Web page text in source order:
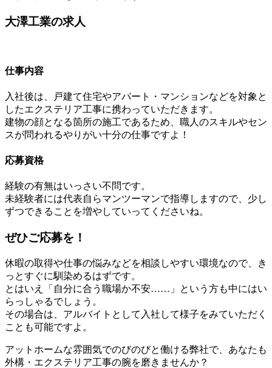
大澤工業の求人
仕事内容
入社後は、戸建て住宅やアパート・マンションなどを対象と
したエクステリア工事に携わっていただきます。
建物の顔となる箇所の施工であるため、職人のスキルやセン
スが問われるやりがい十分の仕事ですよ！
応募資格
経験の有無はいっさい不問です。
未経験者には代表自らマンツーマンで指導しますので、少し
ずつできることを増やしていってくださいね。
ぜひご応募を！
休暇の取得や仕事の悩みなどを相談しやすい環境なので、き
っとすぐに馴染めるはずです。
とはいえ「自分に合う職場か不安……」という方も中にはい
らっしゃるでしょう。
その場合は、アルバイトとして入社して様子をみていただく
ことも可能ですよ。
アットホームな雰囲気でのびのびと働ける弊社で、あなたも
外構・エクステリア工事の腕を磨きませんか？